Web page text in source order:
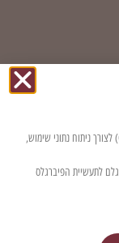
אתר זה עושה שימוש בקובצי Cookies ובפיקסלים (Google, Meta) לצורך ניתוח נתוני שימוש,
לתעשיית הפיברגלס